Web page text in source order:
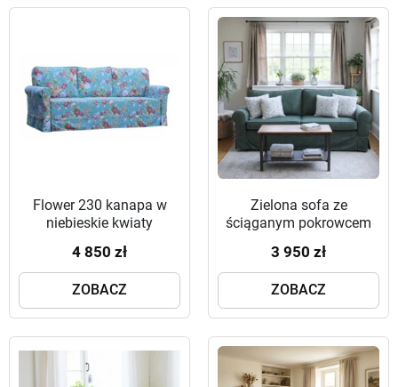
Flower 230 kanapa w
niebieskie kwiaty
4 850 zł
ZOBACZ
Zielona sofa ze
ściąganym pokrowcem
3 950 zł
ZOBACZ